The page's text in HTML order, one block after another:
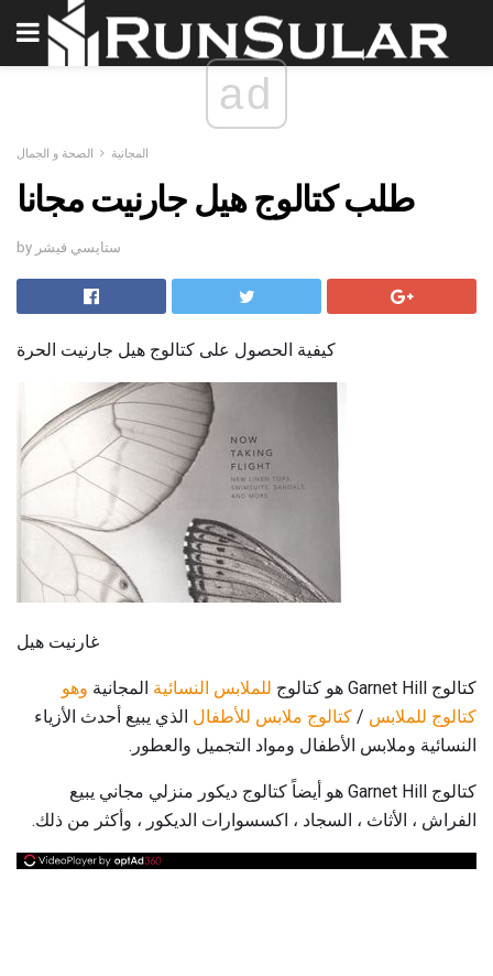
ad
المجانية الصحة و الجمال
طلب كتالوج هيل جارنيت مجانا
by ستايسي فيشر
كيفية الحصول على كتالوج هيل جارنيت الحرة
غارنيت هيل
كتالوج Garnet Hill هو كتالوج للملابس النسائية المجانية وهو
كتالوج للملابس / كتالوج ملابس للأطفال الذي يبيع أحدث الأزياء
النسائية وملابس الأطفال ومواد التجميل والعطور.
كتالوج Garnet Hill هو أيضاً كتالوج ديكور منزلي مجاني يبيع
الفراش ، الأثاث ، السجاد ، اكسسوارات الديكور ، وأكثر من ذلك.